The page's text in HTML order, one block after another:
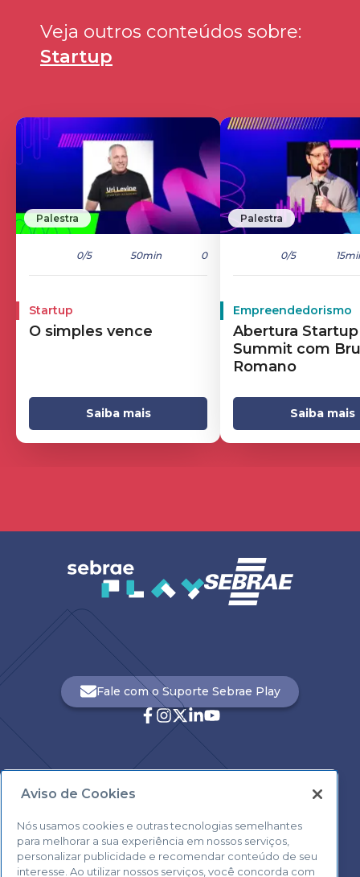
Startup
Palestra
0/5 50min 0
Startup
O simples vence
Saiba mais
Palestra
0/5
Empreendedorismo
Abertura Startup
Summit com
Romano
Saiba mais
0800 570 0800
Fale com o Suporte Sebrae Play
Aviso de Cookies
Nós usamos cookies e outras tecnologias semelhantes
para melhorar a sua experiência em nossos serviços,
personalizar publicidade e recomendar conteúdo de seu
interesse. Ao utilizar nossos serviços, você concorda com